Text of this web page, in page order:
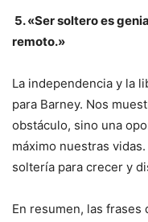
5. «Ser soltero es
remoto.»
La independencia y la
para Barney. Nos
obstáculo, sino una
máximo nuestras
soltería para crecer y
En resumen, las